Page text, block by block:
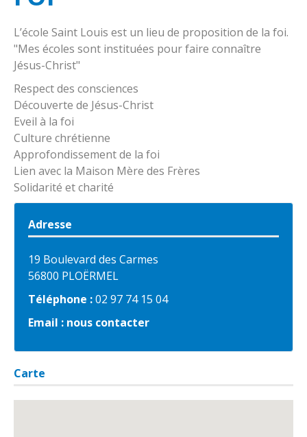
Proposition de la foi
Fraternité
A savoir
Horaires de classe
Réglement intérieur
Accueil périscolaire
Contribution des familles
Services extérieurs enfance et parentalité
Inscriptions
Le restaurant
les associations
Contact
Nous situer
L’école Saint Louis est un lieu de proposition de la foi.
"Mes écoles sont instituées pour faire connaître
Jésus-Christ"
Respect des consciences
Découverte de Jésus-Christ
Eveil à la foi
Culture chrétienne
Approfondissement de la foi
Lien avec la Maison Mère des Frères
Solidarité et charité
Adresse
19 Boulevard des Carmes
56800 PLOËRMEL
Téléphone :02 97 74 15 04
Email : nous contacter
Carte